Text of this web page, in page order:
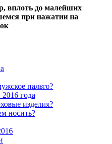
вплоть до малейших
при нажатии на
пальто?
года
изделия?
носить?